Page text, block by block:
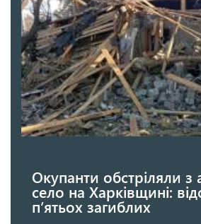
Окупанти обстріляли з
село на Харківщині:
п’ятьох загиблих